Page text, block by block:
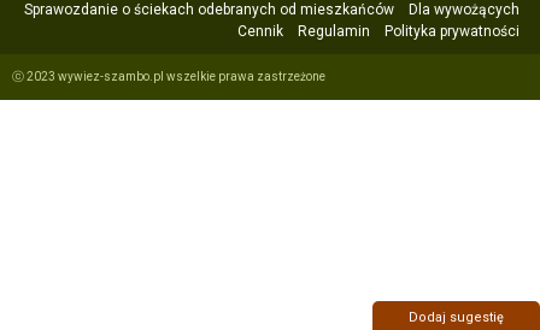
Sprawozdanie o ściekach odebranych od mieszkańców
Dla wywożących
Cennik
Regulamin Polityka prywatności
ⓒ 2023 wywiez-szambo.pl wszelkie prawa zastrzeżone
Dodaj sugestię